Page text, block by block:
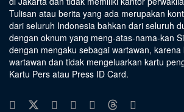
Tulisan atau berita yang ada merupakan
dari seluruh Indonesia bahkan dari seluruh
dengan oknum yang meng-atas-nama-kan
dengan mengaku sebagai wartawan,
wartawan dan tidak mengeluarkan kartu
Kartu Pers atau Press ID Card.